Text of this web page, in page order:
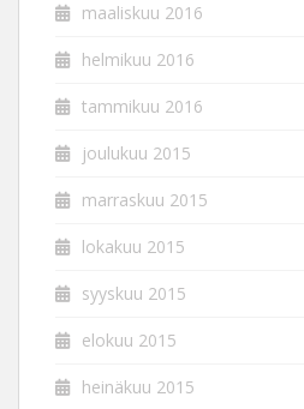
maaliskuu 2016
helmikuu 2016
tammikuu 2016
joulukuu 2015
marraskuu 2015
lokakuu 2015
syyskuu 2015
elokuu 2015
heinäkuu 2015